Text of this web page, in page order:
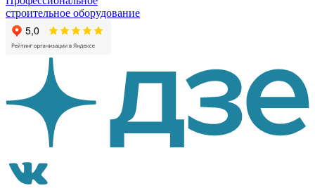
строительное оборудование